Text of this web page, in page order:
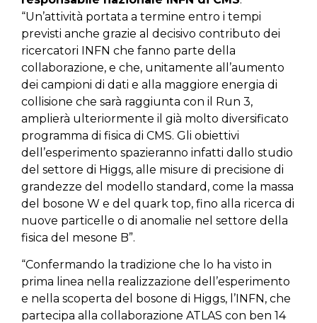
“Un’attività portata a termine entro i tempi
previsti anche grazie al decisivo contributo dei
ricercatori INFN che fanno parte della
collaborazione, e che, unitamente all’aumento
dei campioni di dati e alla maggiore energia di
collisione che sarà raggiunta con il Run 3,
amplierà ulteriormente il già molto diversificato
programma di fisica di CMS. Gli obiettivi
dell’esperimento spazieranno infatti dallo studio
del settore di Higgs, alle misure di precisione di
grandezze del modello standard, come la massa
del bosone W e del quark top, fino alla ricerca di
nuove particelle o di anomalie nel settore della
fisica del mesone B”.
“Confermando la tradizione che lo ha visto in
prima linea nella realizzazione dell’esperimento
e nella scoperta del bosone di Higgs, l’INFN, che
partecipa alla collaborazione ATLAS con ben 14